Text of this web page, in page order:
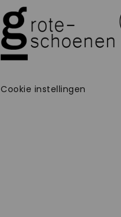
Cookie instellingen